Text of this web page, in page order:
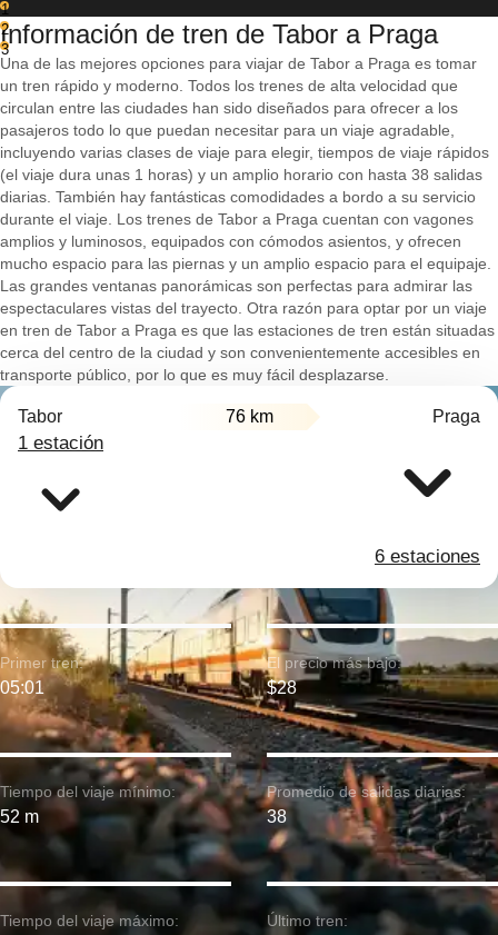
1
2
3
Información de tren de Tabor a Praga
Una de las mejores opciones para viajar de Tabor a Praga es tomar
un tren rápido y moderno. Todos los trenes de alta velocidad que
circulan entre las ciudades han sido diseñados para ofrecer a los
pasajeros todo lo que puedan necesitar para un viaje agradable,
incluyendo varias clases de viaje para elegir, tiempos de viaje rápidos
(el viaje dura unas 1 horas) y un amplio horario con hasta 38 salidas
diarias. También hay fantásticas comodidades a bordo a su servicio
durante el viaje. Los trenes de Tabor a Praga cuentan con vagones
amplios y luminosos, equipados con cómodos asientos, y ofrecen
mucho espacio para las piernas y un amplio espacio para el equipaje.
Las grandes ventanas panorámicas son perfectas para admirar las
espectaculares vistas del trayecto. Otra razón para optar por un viaje
en tren de Tabor a Praga es que las estaciones de tren están situadas
cerca del centro de la ciudad y son convenientemente accesibles en
transporte público, por lo que es muy fácil desplazarse.
Tabor 76 km Praga
1 estación
6 estaciones
Tiempo del viaje mínimo:
52 m
Primer tren:
05:01
Tiempo del viaje máximo:
El precio más bajo:
$28
Promedio de salidas diarias:
38
Último tren: